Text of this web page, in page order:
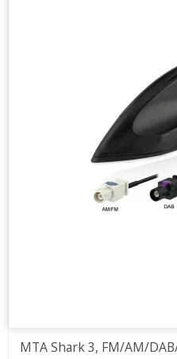
MTA Shark 3, FM/AM/